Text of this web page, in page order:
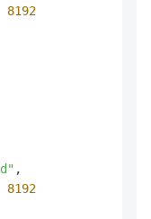
8192
,
8192